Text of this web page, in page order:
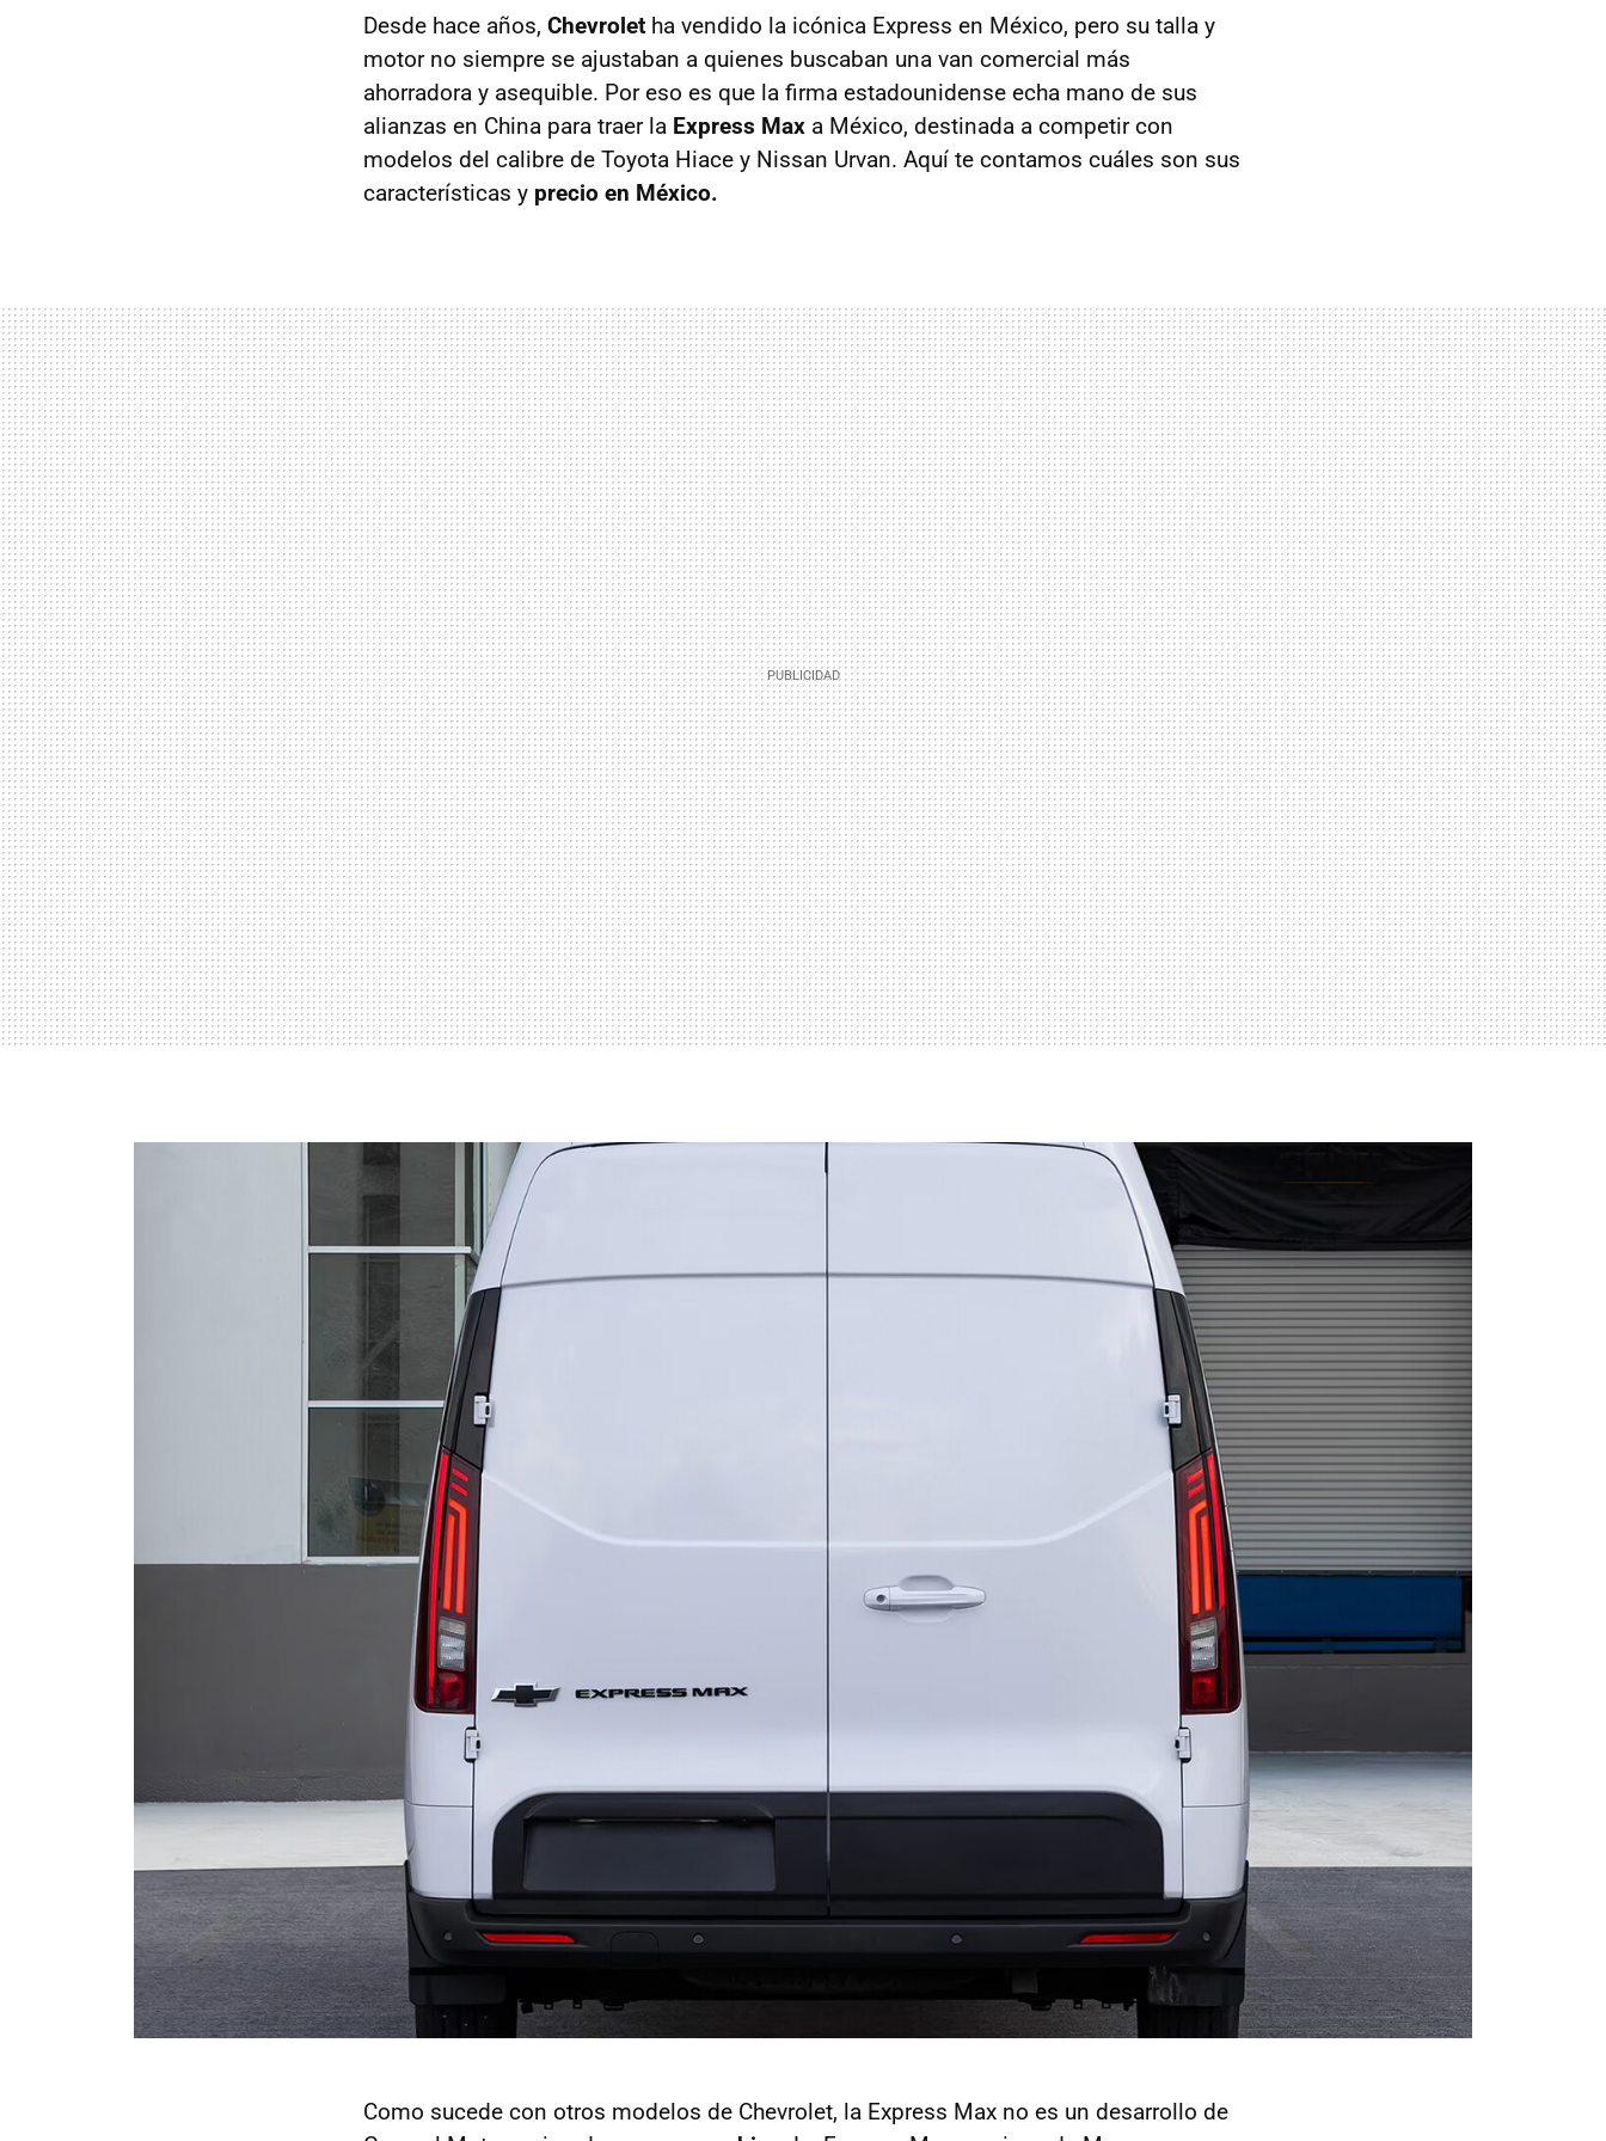
Desde hace años, Chevrolet ha vendido la icónica Express en México, pero su talla y
motor no siempre se ajustaban a quienes buscaban una van comercial más
ahorradora y asequible. Por eso es que la firma estadounidense echa mano de sus
alianzas en China para traer la Express Max a México, destinada a competir con
modelos del calibre de Toyota Hiace y Nissan Urvan. Aquí te contamos cuáles son sus
características y precio en México.
Como sucede con otros modelos de Chevrolet, la Express Max no es un desarrollo de